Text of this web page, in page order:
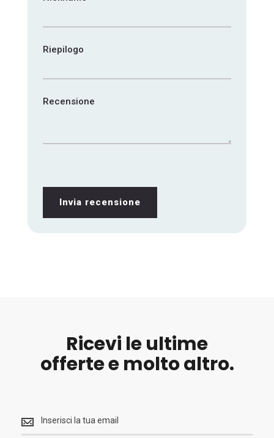
Riepilogo
Recensione
Invia recensione
Ricevi le ultime
offerte e molto altro.
le
ultime